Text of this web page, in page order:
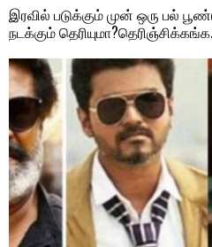
இரவில் படுக்கும் முன் ஒரு பல்
நடக்கும்